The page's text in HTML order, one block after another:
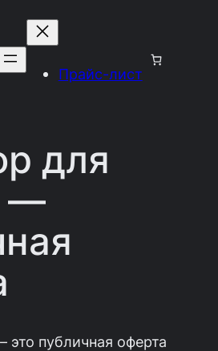
Прайс-лист
для
—
это публичная оферта